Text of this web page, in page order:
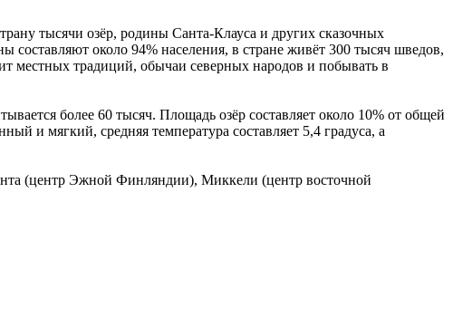
тысячи озёр, родины Санта-Клауса и других сказочных
около 94% населения, в стране живёт 300 тысяч шведов,
местных традиций, обычаи северных народов и побывать в
более 60 тысяч. Площадь озёр составляет около 10% от общей
и мягкий, средняя температура составляет 5,4 градуса, а
(центр Эжной Финляндии), Миккели (центр восточной